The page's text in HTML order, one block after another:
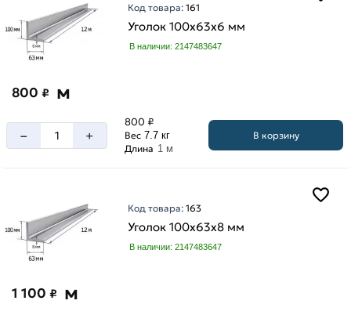
32
мм
40
45
мм
70
мм
75
80
Высота
100
125
Код товара:161
Уголок 100х63х6 мм
В наличии: 2147483647
800 ₽ м
– +
800 ₽
Вес 7.7 кг
Длина 1 м
В корзину
Код товара:163
Уголок 100х63х8 мм
В наличии: 2147483647
1 100 ₽ м